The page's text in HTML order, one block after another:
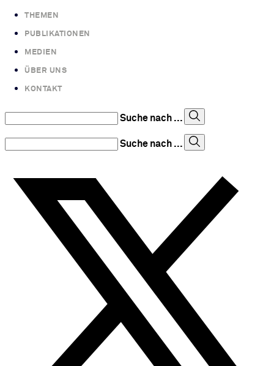
THEMEN
PUBLIKATIONEN
MEDIEN
ÜBER UNS
KONTAKT
Suche nach ...
Suche nach ...